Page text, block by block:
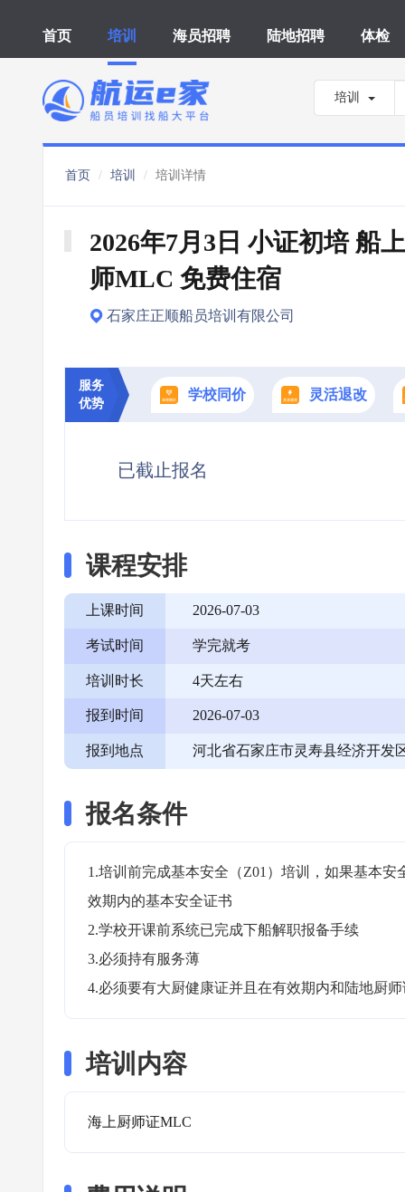
首页 培训 海员招聘 陆地招聘 体检
培训
首页 培训 培训详情
2026年7月3日 小证初培 船
师MLC 免费住宿
石家庄正顺船员培训有限公司
服务
优势
学校同价 灵活退改
已截止报名
课程安排
上课时间 2026-07-03
考试时间 学完就考
培训时长 4天左右
报到时间 2026-07-03
报到地点 河北省石家庄市灵寿县经济开发
报名条件
1.培训前完成基本安全（Z01）培训，如果基本
效期内的基本安全证书
2.学校开课前系统已完成下船解职报备手续
3.必须持有服务薄
4.必须要有大厨健康证并且在有效期内和陆地厨师
培训内容
海上厨师证MLC